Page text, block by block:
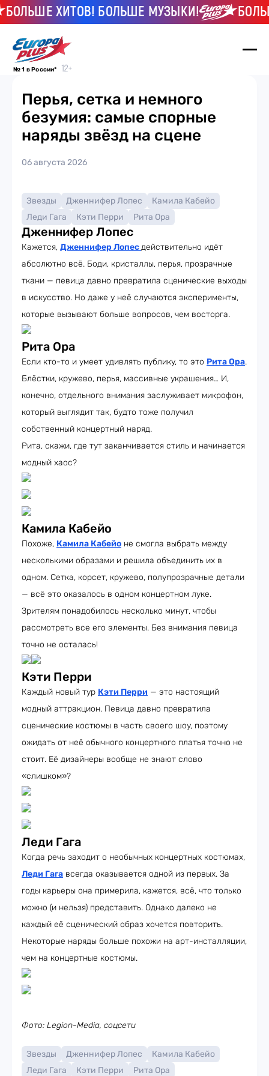
ХИТОВ! БОЛЬШЕ МУЗЫКИ!
№ 1 в России*
Перья, сетка и немного
безумия: самые спорные
наряды звёзд на сцене
06 августа 2026
Звезды Дженнифер Лопес
Камила Кабейо
Леди Гага
Кэти Перри Рита Ора
Дженнифер Лопес
Кажется, Дженнифер Лопесдействительно идёт
абсолютно всё. Боди, кристаллы, перья, прозрачные
ткани — певица давно превратила сценические выходы
в искусство. Но даже у неё случаются эксперименты,
которые вызывают больше вопросов, чем восторга.
Рита Ора
Если кто-то и умеет удивлять публику, то это Рита Ора.
Блёстки, кружево, перья, массивные украшения… И,
конечно, отдельного внимания заслуживает микрофон,
который выглядит так, будто тоже получил
собственный концертный наряд.
Рита, скажи, где тут заканчивается стиль и начинается
модный хаос?
Камила Кабейо
Похоже, Камила Кабейо не смогла выбрать между
несколькими образами и решила объединить их в
одном. Сетка, корсет, кружево, полупрозрачные детали
— всё это оказалось в одном концертном луке.
Зрителям понадобилось несколько минут, чтобы
рассмотреть все его элементы. Без внимания певица
точно не осталась!
Кэти Перри
Каждый новый тур Кэти Перри — это настоящий
модный аттракцион. Певица давно превратила
сценические костюмы в часть своего шоу, поэтому
ожидать от неё обычного концертного платья точно не
стоит. Её дизайнеры вообще не знают слово
«слишком»?
Леди Гага
Когда речь заходит о необычных концертных костюмах,
Леди Гага всегда оказывается одной из первых. За
годы карьеры она примерила, кажется, всё, что только
можно (и нельзя) представить. Однако далеко не
каждый её сценический образ хочется повторить.
Некоторые наряды больше похожи на арт-инсталляции,
чем на концертные костюмы.
Фото: Legion-Media, соцсети
Звезды Дженнифер Лопес
Камила Кабейо
Леди Гага
Кэти Перри Рита Ора